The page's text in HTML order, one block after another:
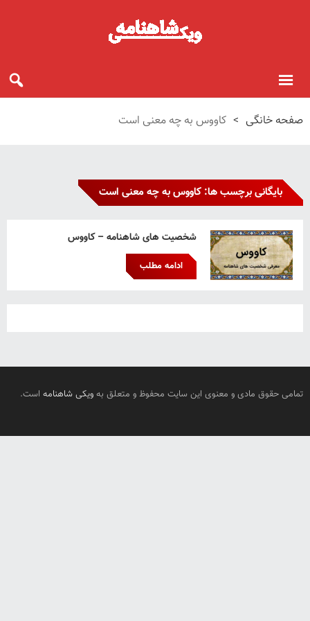
صفحه خانگی > کاووس به چه معنی است
بایگانی برچسب ها: کاووس به چه معنی است
شخصیت های شاهنامه – کاووس
ادامه مطلب
تمامی حقوق مادی و معنوی این سایت محفوظ و متعلق به ویکی شاهنامه است.